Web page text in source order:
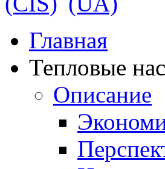
Главная
Тепловые
Описание